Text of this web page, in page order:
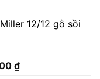
12/12 gỗ sồi
₫Giá